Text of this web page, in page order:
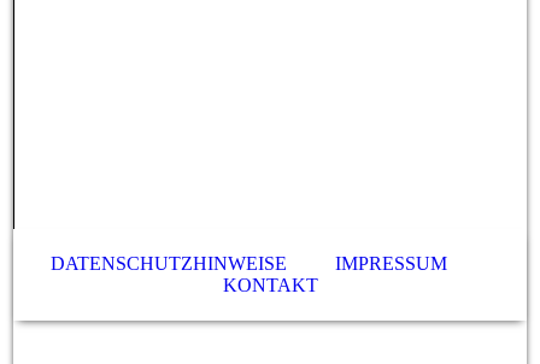
DATENSCHUTZHINWEISE IMPRESSUM
KONTAKT